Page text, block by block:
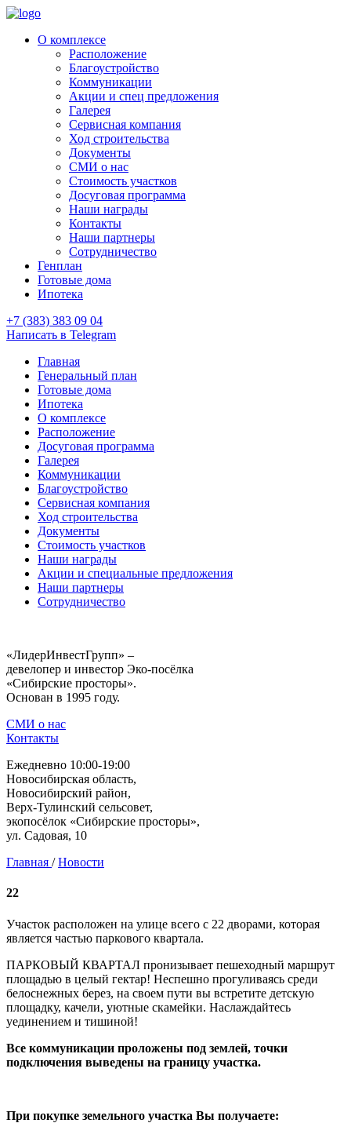
О комплексе
Расположение
Благоустройство
Коммуникации
Акции и спец предложения
Галерея
Сервисная компания
Ход строительства
Документы
СМИ о нас
Стоимость участков
Досуговая программа
Наши награды
Контакты
Наши партнеры
Сотрудничество
Генплан
Готовые дома
Ипотека
+7 (383) 383 09 04
Написать в Telegram
Главная
Генеральный план
Готовые дома
Ипотека
О комплексе
Расположение
Досуговая программа
Галерея
Коммуникации
Благоустройство
Сервисная компания
Ход строительства
Документы
Стоимость участков
Наши награды
Акции и специальные предложения
Наши партнеры
Сотрудничество
«ЛидерИнвестГрупп» –
девелопер и инвестор Эко-посёлка
«Сибирские просторы».
Основан в 1995 году.
СМИ о нас
Контакты
Ежедневно 10:00-19:00
Новосибирская область,
Новосибирский район,
Верх-Тулинский сельсовет,
экопосёлок «Сибирские просторы»,
ул. Садовая, 10
Главная / Новости
22
Участок расположен на улице всего с 22 дворами, которая
является частью паркового квартала.
ПАРКОВЫЙ КВАРТАЛ пронизывает пешеходный маршрут
площадью в целый гектар! Неспешно прогуливаясь среди
белоснежных берез, на своем пути вы встретите детскую
площадку, качели, уютные скамейки. Наслаждайтесь
уединением и тишиной!
Все коммуникации проложены под землей, точки
подключения выведены на границу участка.
При покупке земельного участка Вы получаете: